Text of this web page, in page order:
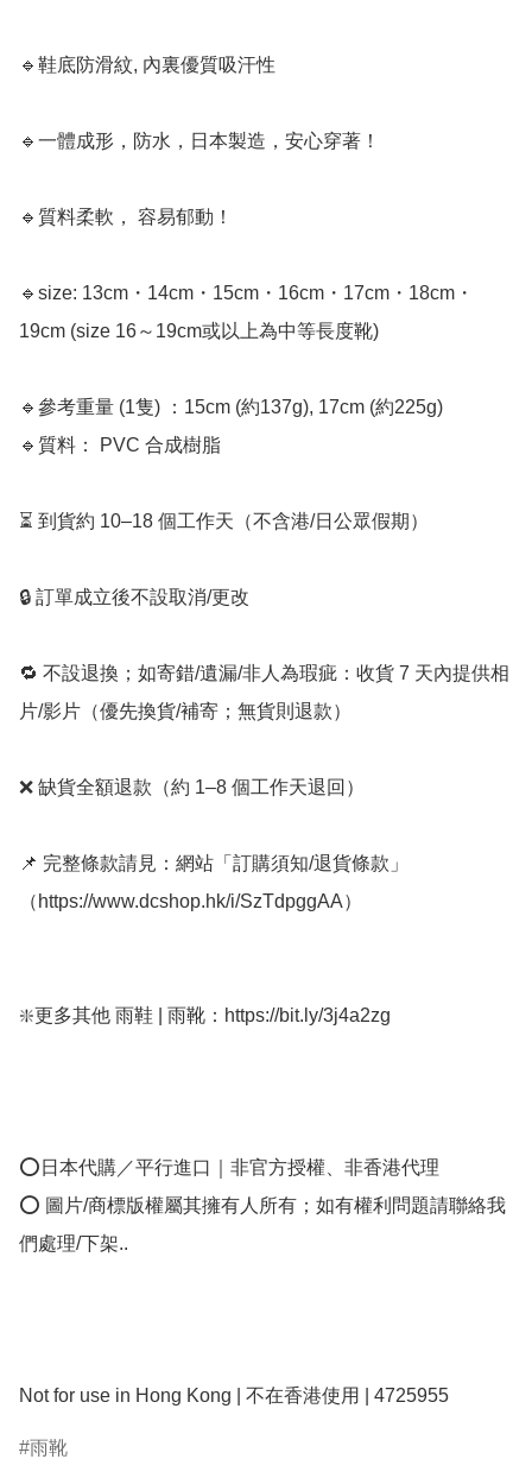
🔹鞋底防滑紋, 內裏優質吸汗性
🔹一體成形，防水，日本製造，安心穿著！
🔹質料柔軟， 容易郁動！
🔹size: 13cm・14cm・15cm・16cm・17cm・18cm・
19cm (size 16～19cm或以上為中等長度靴)
🔹參考重量 (1隻) ：15cm (約137g), 17cm (約225g)
🔹質料： PVC 合成樹脂
⏳ 到貨約 10–18 個工作天（不含港/日公眾假期）
🔒 訂單成立後不設取消/更改
🔁 不設退換；如寄錯/遺漏/非人為瑕疵：收貨 7 天內提供相
片/影片（優先換貨/補寄；無貨則退款）
❌ 缺貨全額退款（約 1–8 個工作天退回）
📌 完整條款請見：網站「訂購須知/退貨條款」
（https://www.dcshop.hk/i/SzTdpggAA）
❇️更多其他 雨鞋 | 雨靴：https://bit.ly/3j4a2zg
⭕日本代購／平行進口｜非官方授權、非香港代理
⭕ 圖片/商標版權屬其擁有人所有；如有權利問題請聯絡我
們處理/下架..
Not for use in Hong Kong | 不在香港使用 | 4725955
雨靴